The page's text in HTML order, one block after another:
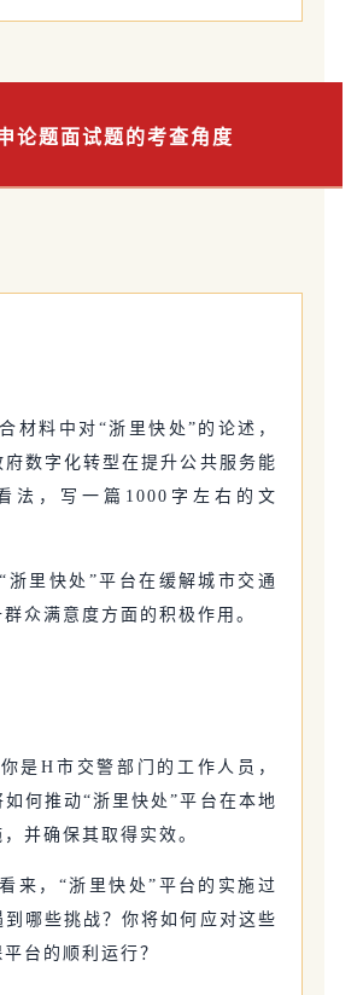
论题面试题的考查角度
材料中对“浙里快处”的论述，
府数字化转型在提升公共服务能
法，写一篇1000字左右的文
浙里快处”平台在缓解城市交通
众满意度方面的积极作用。
你是H市交警部门的工作人员，
何推动“浙里快处”平台在本地
并确保其取得实效。
看来，“浙里快处”平台的实施过
到哪些挑战？你将如何应对这些
台的顺利运行？